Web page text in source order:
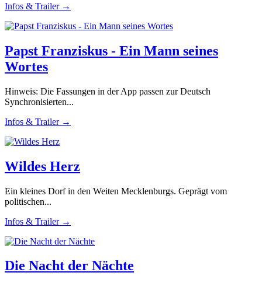
Infos & Trailer →
Papst Franziskus - Ein Mann seines
Wortes
Hinweis: Die Fassungen in der App passen zur Deutsch
Synchronisierten...
Infos & Trailer →
Wildes Herz
Ein kleines Dorf in den Weiten Mecklenburgs. Geprägt vom
politischen...
Infos & Trailer →
Die Nacht der Nächte